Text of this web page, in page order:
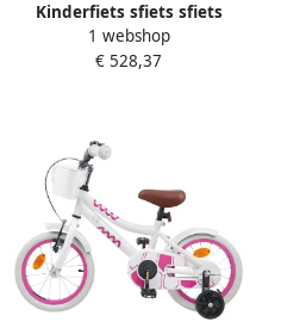
Kinderfiets sfiets sfiets
Veilig Fietsen Robuust
Stalen Frame 18 inch Zwart
1 webshop
€ 528,37